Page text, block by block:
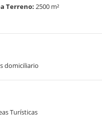
Terreno: 2500 m²
domiciliario
Turísticas